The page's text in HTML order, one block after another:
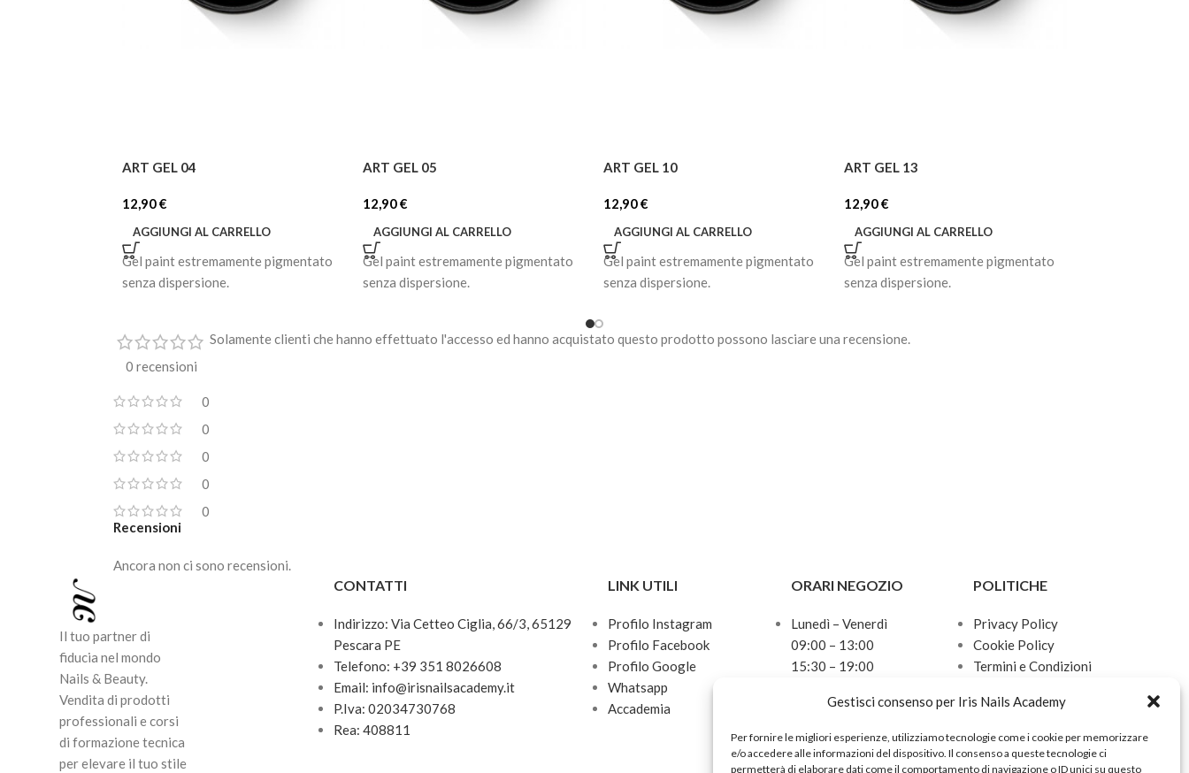
Gestisci consenso per Iris Nails Academy
Per fornire le migliori esperienze, utilizziamo tecnologie come i cookie per memorizzare
e/o accedere alle informazioni del dispositivo. Il consenso a queste tecnologie ci
permetterà di elaborare dati come il comportamento di navigazione o ID unici su questo
ART GEL 04
12,90€
AGGIUNGI AL CARRELLO
Gel paint estremamente pigmentato
senza dispersione.
ART GEL 05
12,90€
AGGIUNGI AL CARRELLO
Gel paint estremamente pigmentato
senza dispersione.
ART GEL 10
12,90€
AGGIUNGI AL CARRELLO
Gel paint estremamente pigmentato
senza dispersione.
ART GEL 13
12,90€
AGGIUNGI AL CARRELLO
Gel paint estremamente pigmentato
senza dispersione.
0 recensioni
0
0
0
0
0
Recensioni
Ancora non ci sono recensioni.
Solamente clienti che hanno effettuato l'accesso ed hanno acquistato questo prodotto possono lasciare una recensione.
Il tuo partner di
fiducia nel mondo
Nails & Beauty.
Vendita di prodotti
professionali e corsi
di formazione tecnica
per elevare il tuo stile
CONTATTI
Indirizzo: Via Cetteo Ciglia, 66/3, 65129
Pescara PE
Telefono: +39 351 8026608
Email: info@irisnailsacademy.it
P.Iva: 02034730768
Rea: 408811
LINK UTILI
Profilo Instagram
Profilo Facebook
Profilo Google
Whatsapp
Accademia
ORARI NEGOZIO
Lunedì – Venerdì
09:00 – 13:00
15:30 – 19:00
10:00 – 13:00
Domenica
Chiuso
POLITICHE
Privacy Policy
Cookie Policy
Termini e Condizioni